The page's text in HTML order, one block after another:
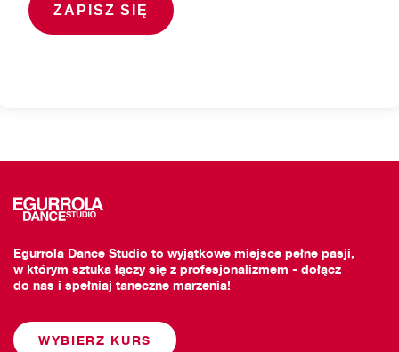
Egurrola Dance Studio to wyjątkowe miejsce pełne pasji,
w którym sztuka łączy się z profesjonalizmem - dołącz
do nas i spełniaj taneczne marzenia!
WYBIERZ KURS